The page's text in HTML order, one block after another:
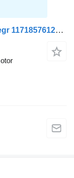
Altă parte componentă motor Modul egr 11718576128 pentru automobil BMW X7